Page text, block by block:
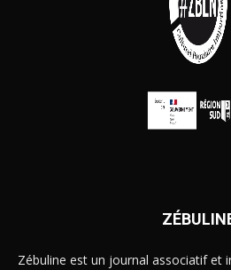
Zébuline est un journal associatif et